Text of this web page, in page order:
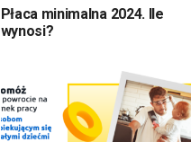
Płaca minimalna 2024. Ile
wynosi?